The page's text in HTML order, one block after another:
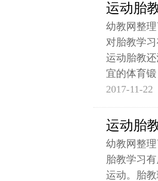
运动胎
幼教网整
对胎教学
运动胎教
宜的体育锻
2017-11-22
运动胎
幼教网整
胎教学习
运动。胎